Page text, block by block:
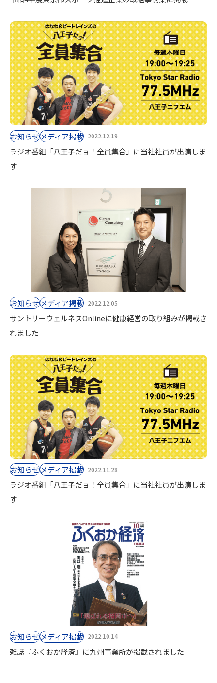
お知らせ⁨⁩メディア掲載 2022.12.19
ラジオ番組「八王子だョ！全員集合」に当社社員が出演しま
す
お知らせ⁨⁩メディア掲載 2022.12.05
サントリーウェルネスOnlineに健康経営の取り組みが掲載さ
れました
お知らせ⁨⁩メディア掲載 2022.11.28
ラジオ番組「八王子だョ！全員集合」に当社社員が出演しま
す
お知らせ⁨⁩メディア掲載 2022.10.14
雑誌『ふくおか経済』に九州事業所が掲載されました